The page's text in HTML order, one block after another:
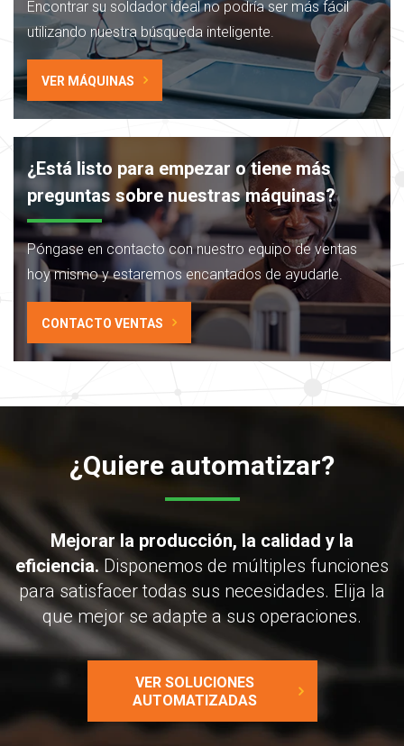
Encontrar su soldador ideal no podría ser más fácil
utilizando nuestra búsqueda inteligente.
VER MÁQUINAS
¿Está listo para empezar o tiene más
preguntas sobre nuestras máquinas?
Póngase en contacto con nuestro equipo de ventas
hoy mismoy estaremos encantados de ayudarle.
CONTACTO VENTAS
¿Quiere automatizar?
Mejorar la producción, la calidad y la
eficiencia.Disponemos de múltiples funciones
para satisfacer todas sus necesidades. Elija la
que mejor se adapte a sus operaciones.
VER SOLUCIONES
AUTOMATIZADAS